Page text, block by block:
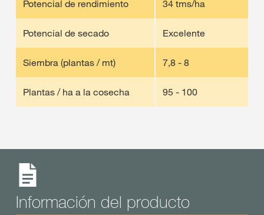
Potencial de rendimiento 34 tms/ha
Potencial de secado Excelente
Siembra (plantas / mt) 7,8 - 8
Plantas / ha a la cosecha 95 - 100
Información del producto